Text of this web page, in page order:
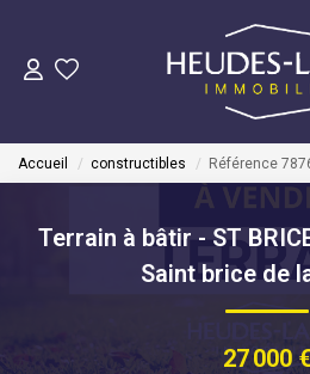
VENDRE
LOUER
Accueil constructibles Référence
Terrain à bâtir - ST
Saint brice de
27 000 €